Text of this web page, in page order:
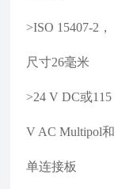
>ISO 15407-2，
尺寸26毫米
>24 V DC或115
V AC Multipol和
单连接板